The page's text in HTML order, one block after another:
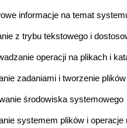
informacje na temat
z trybu tekstowego i
operacji na plikach i
zadaniami i tworzenie
środowiska systemowego
systemem plików i operacje